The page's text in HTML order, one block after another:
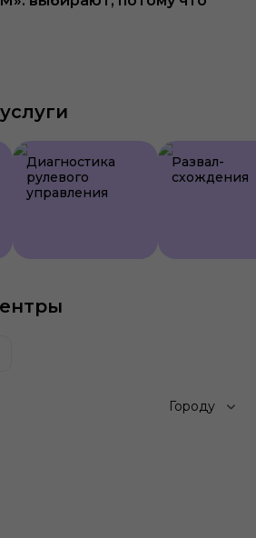
Диагностика
рулевого
управления
Развал-
схождения
Городу